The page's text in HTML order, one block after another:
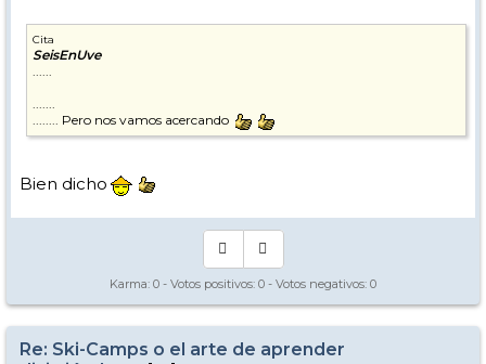
Cita
SeisEnUve
......
.......
........ Pero nos vamos acercando
Bien dicho
Karma: 0 - Votos positivos: 0 - Votos negativos: 0
Re: Ski-Camps o el arte de aprender